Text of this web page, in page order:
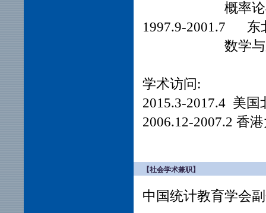
概率论与数理
1997.9-2001.7 东
数学与应用
学术访问:
2015.3-2017.4 美
2006.12-2007.2 香
【社会学术兼职】
中国统计教育学会